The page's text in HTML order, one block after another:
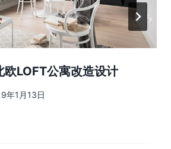
欧LOFT公寓改造设计
年1月13日